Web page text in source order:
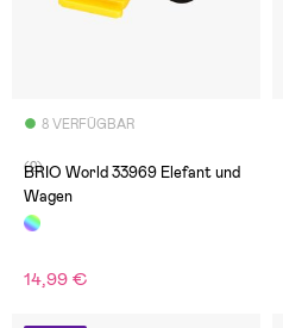
8 VERFÜGBAR
(2)
BRIO World 33969 Elefant und
Wagen
14,99 €